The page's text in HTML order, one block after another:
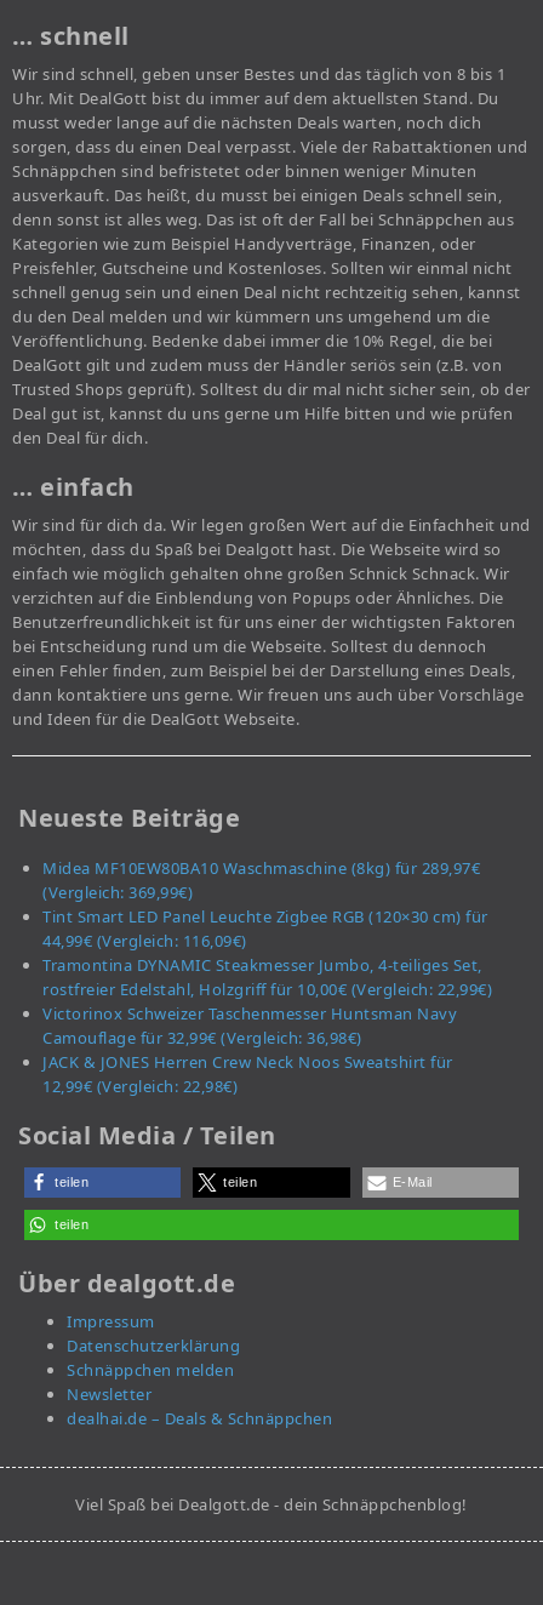
… schnell
Wir sind schnell, geben unser Bestes und das täglich von 8 bis 1
Uhr. Mit DealGott bist du immer auf dem aktuellsten Stand. Du
musst weder lange auf die nächsten Deals warten, noch dich
sorgen, dass du einen Deal verpasst. Viele der Rabattaktionen und
Schnäppchen sind befristetet oder binnen weniger Minuten
ausverkauft. Das heißt, du musst bei einigen Deals schnell sein,
denn sonst ist alles weg. Das ist oft der Fall bei Schnäppchen aus
Kategorien wie zum Beispiel Handyverträge, Finanzen, oder
Preisfehler, Gutscheine und Kostenloses. Sollten wir einmal nicht
schnell genug sein und einen Deal nicht rechtzeitig sehen, kannst
du den Deal melden und wir kümmern uns umgehend um die
Veröffentlichung. Bedenke dabei immer die 10% Regel, die bei
DealGott gilt und zudem muss der Händler seriös sein (z.B. von
Trusted Shops geprüft). Solltest du dir mal nicht sicher sein, ob der
Deal gut ist, kannst du uns gerne um Hilfe bitten und wie prüfen
den Deal für dich.
… einfach
Wir sind für dich da. Wir legen großen Wert auf die Einfachheit und
möchten, dass du Spaß bei Dealgott hast. Die Webseite wird so
einfach wie möglich gehalten ohne großen Schnick Schnack. Wir
verzichten auf die Einblendung von Popups oder Ähnliches. Die
Benutzerfreundlichkeit ist für uns einer der wichtigsten Faktoren
bei Entscheidung rund um die Webseite. Solltest du dennoch
einen Fehler finden, zum Beispiel bei der Darstellung eines Deals,
dann kontaktiere uns gerne. Wir freuen uns auch über Vorschläge
und Ideen für die DealGott Webseite.
Neueste Beiträge
Midea MF10EW80BA10 Waschmaschine (8kg) für 289,97€
(Vergleich: 369,99€)
Tint Smart LED Panel Leuchte Zigbee RGB (120×30 cm) für
44,99€ (Vergleich: 116,09€)
Tramontina DYNAMIC Steakmesser Jumbo, 4-teiliges Set,
rostfreier Edelstahl, Holzgriff für 10,00€ (Vergleich: 22,99€)
Victorinox Schweizer Taschenmesser Huntsman Navy
Camouflage für 32,99€ (Vergleich: 36,98€)
JACK & JONES Herren Crew Neck Noos Sweatshirt für
12,99€ (Vergleich: 22,98€)
Social Media / Teilen
teilen teilen E-Mail
teilen
Über dealgott.de
Impressum
Datenschutzerklärung
Schnäppchen melden
Newsletter
dealhai.de – Deals & Schnäppchen
Viel Spaß bei Dealgott.de - dein Schnäppchenblog!